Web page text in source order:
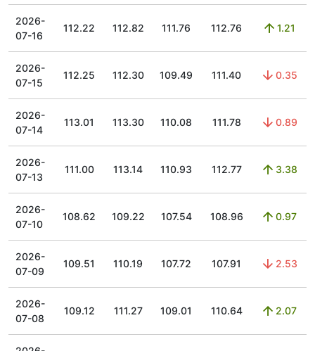
2026-
07-16
112.22 112.82 111.76 112.76 1.21
2026-
07-15
112.25 112.30 109.49 111.40 0.35
2026-
07-14
113.01 113.30 110.08 111.78 0.89
2026-
07-13
111.00 113.14 110.93 112.77 3.38
2026-
07-10
108.62 109.22 107.54 108.96 0.97
2026-
07-09
109.51 110.19 107.72 107.91 2.53
2026-
07-08
109.12 111.27 109.01 110.64 2.07